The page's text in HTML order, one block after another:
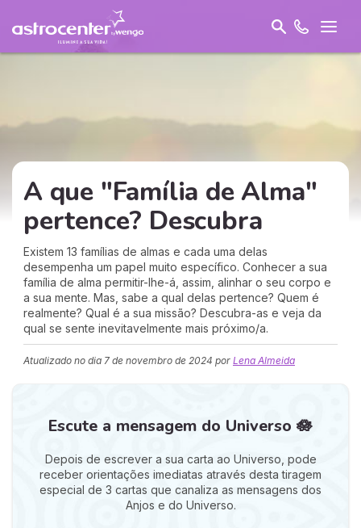
A que "Família de Alma"
pertence? Descubra
Existem 13 famílias de almas e cada uma delas
desempenha um papel muito específico. Conhecer a sua
família de alma permitir-lhe-á, assim, alinhar o seu corpo e
a sua mente. Mas, sabe a qual delas pertence? Quem é
realmente? Qual é a sua missão? Descubra-as e veja da
qual se sente inevitavelmente mais próximo/a.
Atualizado no dia 7 de novembro de 2024 por Lena Almeida
Escute a mensagem do Universo 🪷
Depois de escrever a sua carta ao Universo, pode
receber orientações imediatas através desta tiragem
especial de 3 cartas que canaliza as mensagens dos
Anjos e do Universo.